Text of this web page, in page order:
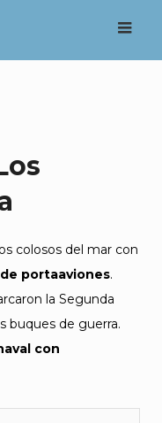
colosos del mar con
portaaviones.
la Segunda
buques de guerra.
con